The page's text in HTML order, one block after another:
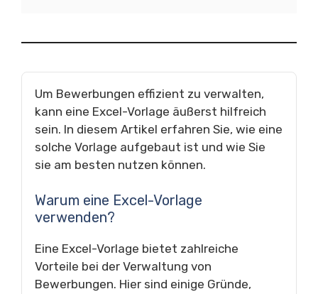
Um Bewerbungen effizient zu verwalten,
kann eine Excel-Vorlage äußerst hilfreich
sein. In diesem Artikel erfahren Sie, wie eine
solche Vorlage aufgebaut ist und wie Sie
sie am besten nutzen können.
Warum eine Excel-Vorlage
verwenden?
Eine Excel-Vorlage bietet zahlreiche
Vorteile bei der Verwaltung von
Bewerbungen. Hier sind einige Gründe,